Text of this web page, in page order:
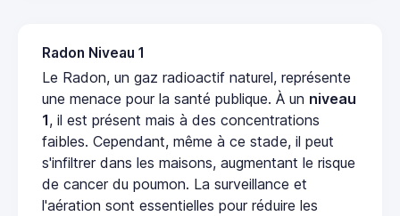
Radon Niveau 1
Le Radon, un gaz radioactif naturel, représente
une menace pour la santé publique. À un niveau
1, il est présent mais à des concentrations
faibles. Cependant, même à ce stade, il peut
s'infiltrer dans les maisons, augmentant le risque
de cancer du poumon. La surveillance et
l'aération sont essentielles pour réduire les